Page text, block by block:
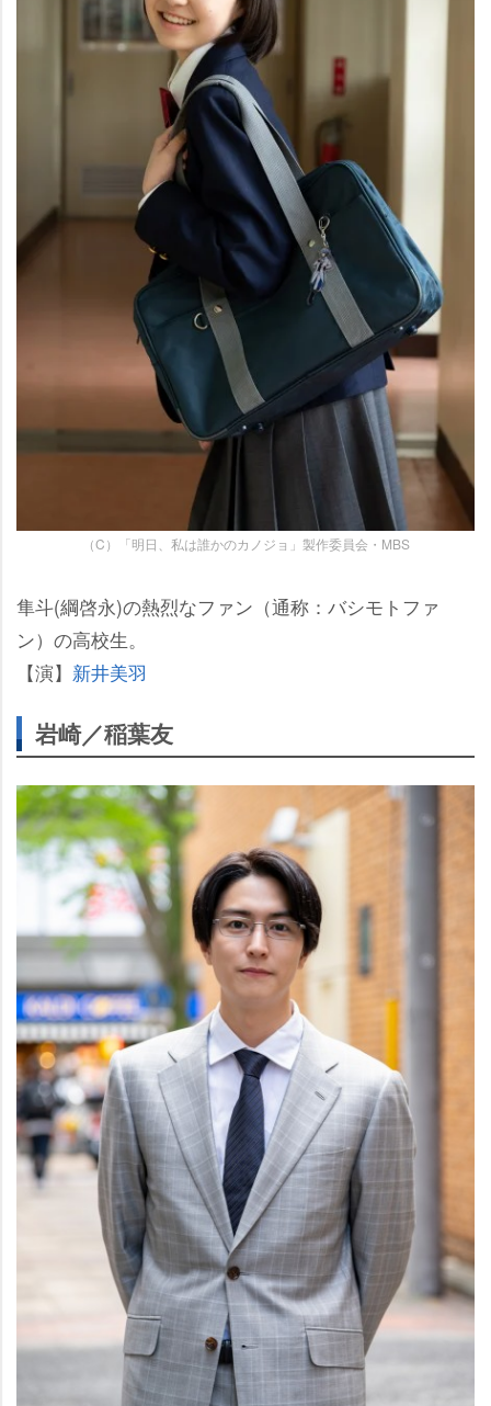
（C）「明日、私は誰かのカノジョ」製作委員会・MBS
隼斗(綱啓永)の熱烈なファン（通称：バシモトファ
ン）の高校生。
【演】 新井美羽
崎／稲葉友